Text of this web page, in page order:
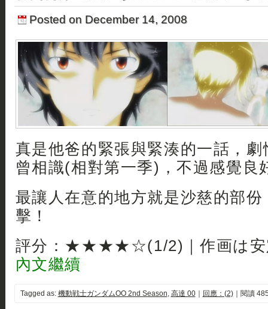
Posted on December 14, 2008
真是他爸的緊張與緊湊的一話，
曾相識(相對第一季)，不過感覺良
最讓人在意的地方就是沙慈的部
擊！
評分：★★★★☆(1/2)｜作画は安
內文繼續
Tagged as: 機動戦士ガンダムOO 2nd Season, 高達 00｜ 回應：(2)｜閱讀